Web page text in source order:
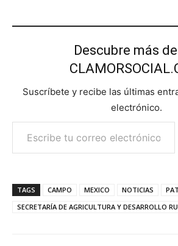
Descubre más
Suscríbete y recibe las últimas
electrónico.
Escribe tu correo electrónico…
TAGS CAMPO MEXICO NOTICIAS
SECRETARÍA DE AGRICULTURA Y DESARROLLO